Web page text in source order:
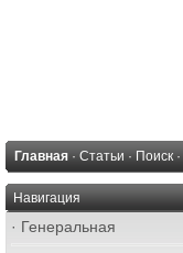
Главная · Статьи · Поиск ·
Навигация
· Генеральная